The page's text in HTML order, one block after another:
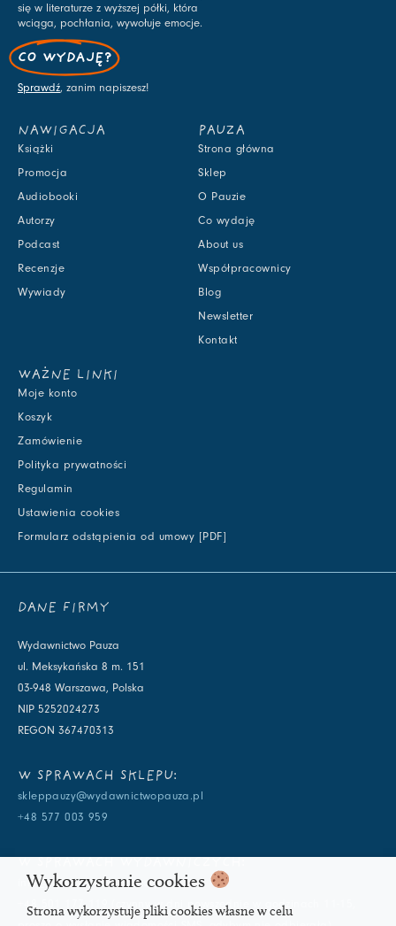
się w literaturze z wyższej półki, która
wciąga, pochłania, wywołuje emocje.
CO WYDAJĘ?
Sprawdź, zanim napiszesz!
NAWIGACJA
Książki
Promocja
Audiobooki
Autorzy
Podcast
Recenzje
Wywiady
PAUZA
Strona główna
Sklep
O Pauzie
Co wydaję
About us
Współpracownicy
Blog
Newsletter
Kontakt
WAŻNE LINKI
Moje konto
Koszyk
Zamówienie
Polityka prywatności
Regulamin
Ustawienia cookies
Formularz odstąpienia od umowy [PDF]
DANE FIRMY
Wydawnictwo Pauza
ul. Meksykańska 8 m. 151
03-948 Warszawa, Polska
NIP 5252024273
REGON 367470313
W SPRAWACH SKLEPU:
skleppauzy@wydawnictwopauza.pl
+48 577 003 959
info@wydawnictwopauza.pl
+48 501 177 119 (czynny w dni powszednie w godzinach 11-15,
Wykorzystanie cookies
Strona wykorzystuje pliki cookies własne w celu